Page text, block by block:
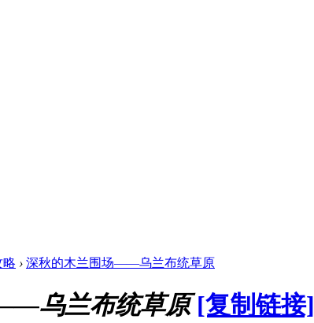
略 › 深秋的木兰围场——乌兰布统草原
乌兰布统草原 [复制链接]